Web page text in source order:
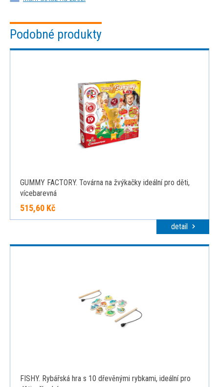
Podobné produkty
GUMMY FACTORY. Továrna na žvýkačky ideální pro děti,
vícebarevná
515,60 Kč
detail
FISHY. Rybářská hra s 10 dřevěnými rybkami, ideální pro